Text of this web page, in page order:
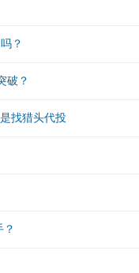
？
破？
找猎头代投